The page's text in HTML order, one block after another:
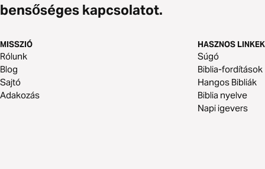
bensőséges kapcsolatot.
MISSZIÓ
Rólunk
Blog
Sajtó
Adakozás
HASZNOS LINKEK
Súgó
Biblia-fordítások
Hangos Bibliák
Biblia nyelve
Napi igevers